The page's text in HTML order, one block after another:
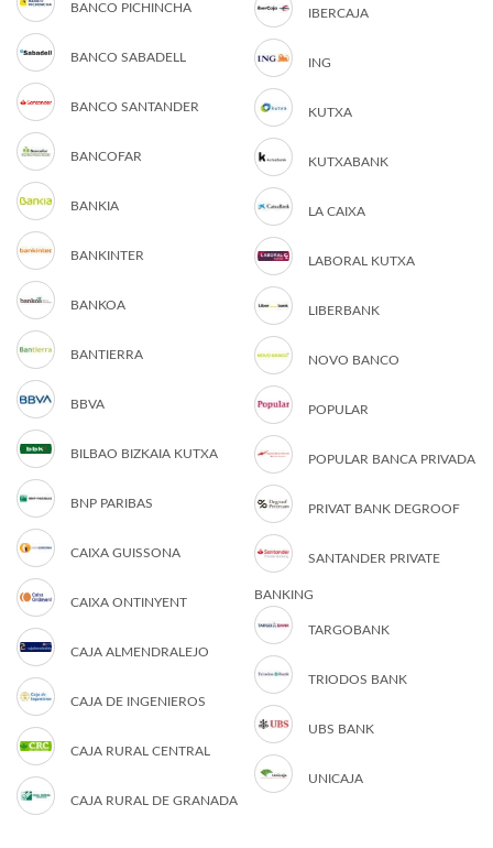
BANCO PICHINCHA
BANCO SABADELL
BANCO SANTANDER
BANCOFAR
BANKIA
BANKINTER
BANKOA
BANTIERRA
BBVA
BILBAO BIZKAIA KUTXA
BNP PARIBAS
CAIXA GUISSONA
CAIXA ONTINYENT
CAJA ALMENDRALEJO
CAJA DE INGENIEROS
CAJA RURAL CENTRAL
CAJA RURAL DE GRANADA
IBERCAJA
ING
KUTXA
KUTXABANK
LA CAIXA
LABORAL KUTXA
LIBERBANK
NOVO BANCO
POPULAR
POPULAR BANCA PRIVADA
PRIVAT BANK DEGROOF
SANTANDER PRIVATE
BANKING
TARGOBANK
TRIODOS BANK
UBS BANK
UNICAJA